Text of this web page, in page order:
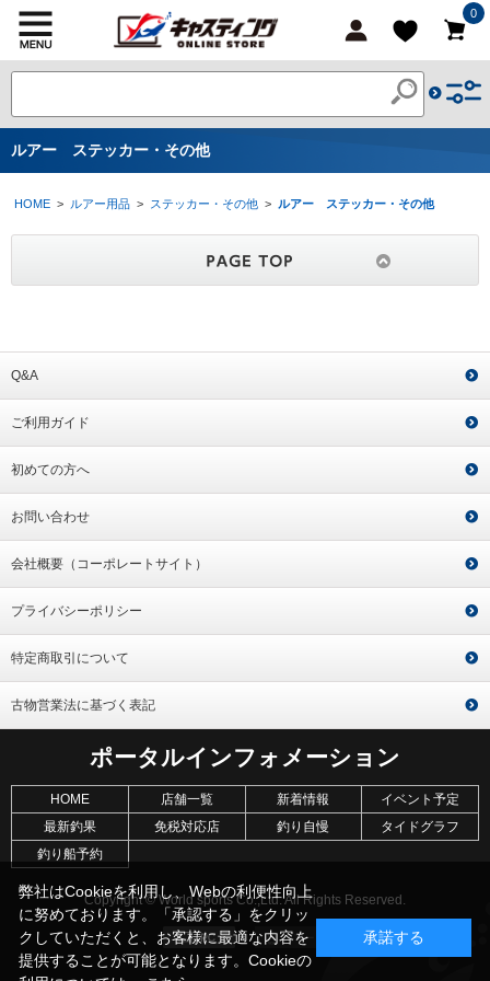
0
ルアー ステッカー・その他
HOME > ルアー用品 > ステッカー・その他 > ルアー ステッカー・その他
Q&A
ご利用ガイド
初めての方へ
お問い合わせ
会社概要（コーポレートサイト）
プライバシーポリシー
特定商取引について
古物営業法に基づく表記
ポータルインフォメーション
HOME 店舗一覧 新着情報
イベント予定
最新釣果
免税対応店 釣り自慢
タイドグラフ
釣り船予約
Copyright © World sports Co.,Ltd. All Rights Reserved.
弊社はCookieを利用し、Webの利便性向上
に努めております。「承認する」をクリッ
クしていただくと、お客様に最適な内容を
提供することが可能となります。Cookieの
承諾する